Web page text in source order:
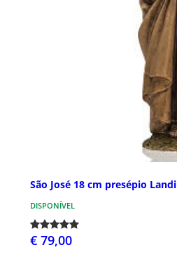
São José 18 cm presépio Landi
DISPONÍVEL
€ 79,00